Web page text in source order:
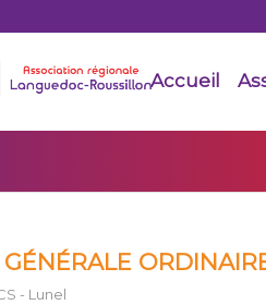
Accueil
- Lunel